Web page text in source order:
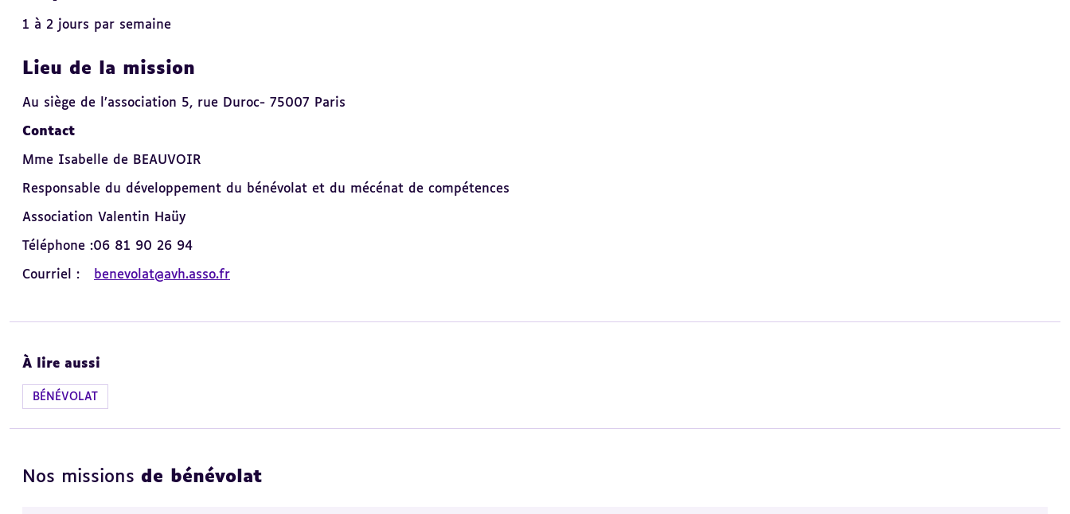
1 à 2 jours par semaine
Lieu de la mission
Au siège de l’association 5, rue Duroc- 75007 Paris
Contact
Mme Isabelle de BEAUVOIR
Responsable du développement du bénévolat et du mécénat de compétences
Association Valentin Haüy
Téléphone :06 81 90 26 94
Courriel : benevolat@avh.asso.fr
À lire aussi
BÉNÉVOLAT
Nos missions de bénévolat